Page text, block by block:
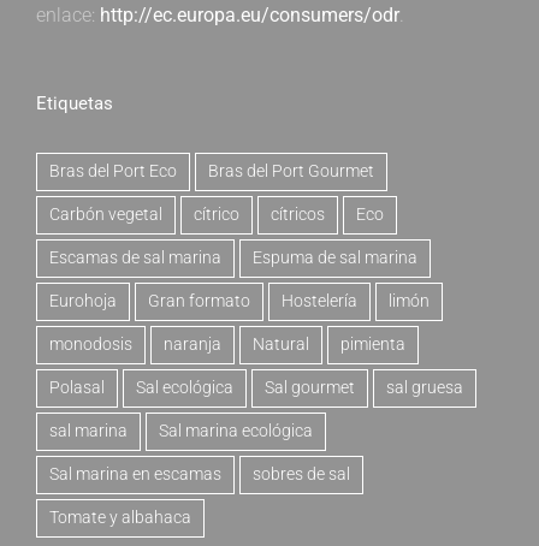
enlace: http://ec.europa.eu/consumers/odr.
Etiquetas
Bras del Port Eco Bras del Port Gourmet
Carbón vegetal cítrico cítricos Eco
Escamas de sal marina Espuma de sal marina
Eurohoja Gran formato Hostelería limón
monodosis naranja Natural pimienta
Polasal Sal ecológica Sal gourmet sal gruesa
sal marina Sal marina ecológica
Sal marina en escamas sobres de sal
Tomate y albahaca